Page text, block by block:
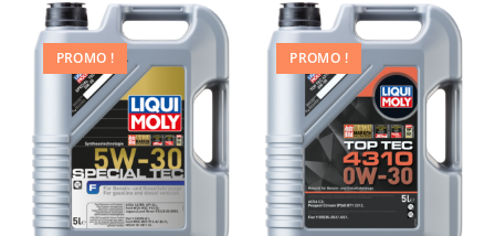
PROMO ! PROMO !